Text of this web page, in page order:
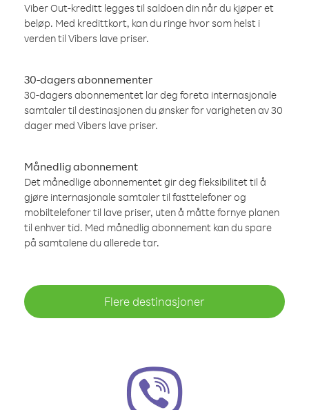
Viber Out-kreditt legges til saldoen din når du kjøper et
beløp. Med kredittkort, kan du ringe hvor som helst i
verden til Vibers lave priser.
30-dagers abonnementer
30-dagers abonnementet lar deg foreta internasjonale
samtaler til destinasjonen du ønsker for varigheten av 30
dager med Vibers lave priser.
Månedlig abonnement
Det månedlige abonnementet gir deg fleksibilitet til å
gjøre internasjonale samtaler til fasttelefoner og
mobiltelefoner til lave priser, uten å måtte fornye planen
til enhver tid. Med månedlig abonnement kan du spare
på samtalene du allerede tar.
Flere destinasjoner